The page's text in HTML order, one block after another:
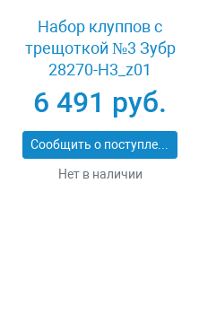
Набор клуппов с
трещоткой №3 Зубр
28270-H3_z01
6 491 руб.
Сообщить о поступлении
Нет в наличии